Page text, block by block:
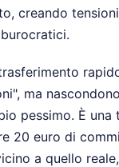
creando
ma
pessimo. È una
20 euro di
a quello